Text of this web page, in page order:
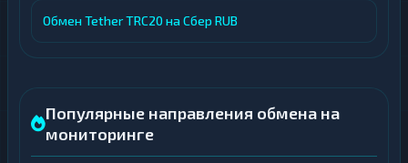
Обмен Tether TRC20 на Сбер RUB
Популярные направления обмена на
мониторинге